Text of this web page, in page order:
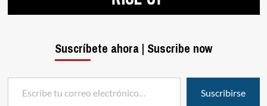
Suscríbete ahora | Suscribe now
Escribe tu correo electrónico…
Suscribirse